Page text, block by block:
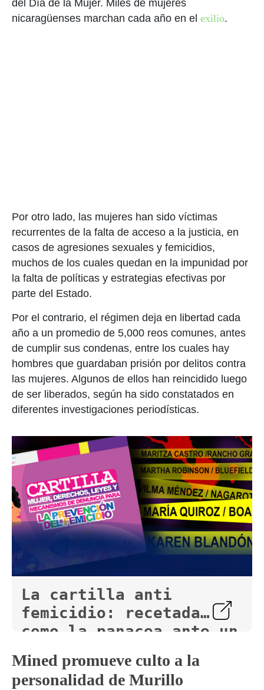
del Día de la Mujer. Miles de mujeres
nicaragüenses marchan cada año en el exilio.
Por otro lado, las mujeres han sido víctimas
recurrentes de la falta de acceso a la justicia, en
casos de agresiones sexuales y femicidios,
muchos de los cuales quedan en la impunidad por
la falta de políticas y estrategias efectivas por
parte del Estado.
Por el contrario, el régimen deja en libertad cada
año a un promedio de 5,000 reos comunes, antes
de cumplir sus condenas, entre los cuales hay
hombres que guardaban prisión por delitos contra
las mujeres. Algunos de ellos han reincidido luego
de ser liberados, según ha sido constatados en
diferentes investigaciones periodísticas.
La cartilla anti
femicidio: recetada
como la panacea ante un
pública
Mined promueve culto a la
personalidad de Murillo